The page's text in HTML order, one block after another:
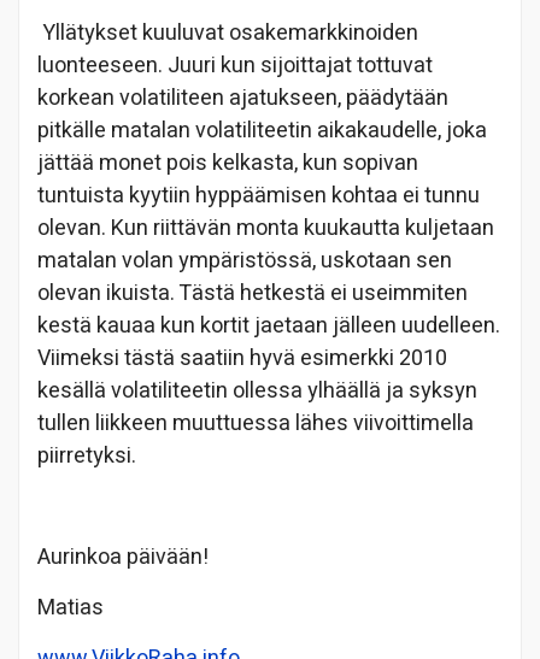
Yllätykset kuuluvat osakemarkkinoiden
luonteeseen. Juuri kun sijoittajat tottuvat
korkean volatiliteen ajatukseen, päädytään
pitkälle matalan volatiliteetin aikakaudelle, joka
jättää monet pois kelkasta, kun sopivan
tuntuista kyytiin hyppäämisen kohtaa ei tunnu
olevan. Kun riittävän monta kuukautta kuljetaan
matalan volan ympäristössä, uskotaan sen
olevan ikuista. Tästä hetkestä ei useimmiten
kestä kauaa kun kortit jaetaan jälleen uudelleen.
Viimeksi tästä saatiin hyvä esimerkki 2010
kesällä volatiliteetin ollessa ylhäällä ja syksyn
tullen liikkeen muuttuessa lähes viivoittimella
piirretyksi.
Aurinkoa päivään!
Matias